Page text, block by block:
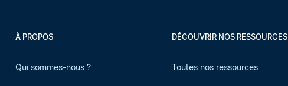
À PROPOS
Qui sommes-nous ?
DÉCOUVRIR NOS RESSOURCES
Toutes nos ressources